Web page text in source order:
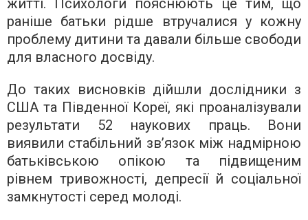
житті. Психологи пояснюють це тим, що
раніше батьки рідше втручалися у кожну
проблему дитини та давали більше свободи
для власного досвіду.
До таких висновків дійшли дослідники з
США та Південної Кореї, які проаналізували
результати 52 наукових праць. Вони
виявили стабільний зв’язок між надмірною
батьківською опікою та підвищеним
рівнем тривожності, депресії й соціальної
замкнутості серед молоді.